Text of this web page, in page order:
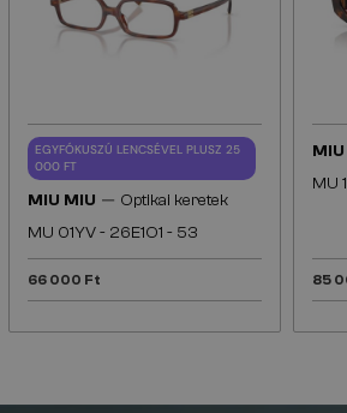
EGYFÓKUSZÚ LENCSÉVEL PLUSZ 25
000 FT
MIU MIU — Optikai keretek
MU 01YV - 26E1O1 - 53
66 000 Ft
MU
85